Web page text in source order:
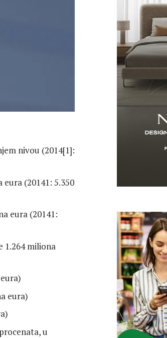
nivou (2014[1]:
(20141: 5.350
eura (20141:
1.264 miliona
eura)
u